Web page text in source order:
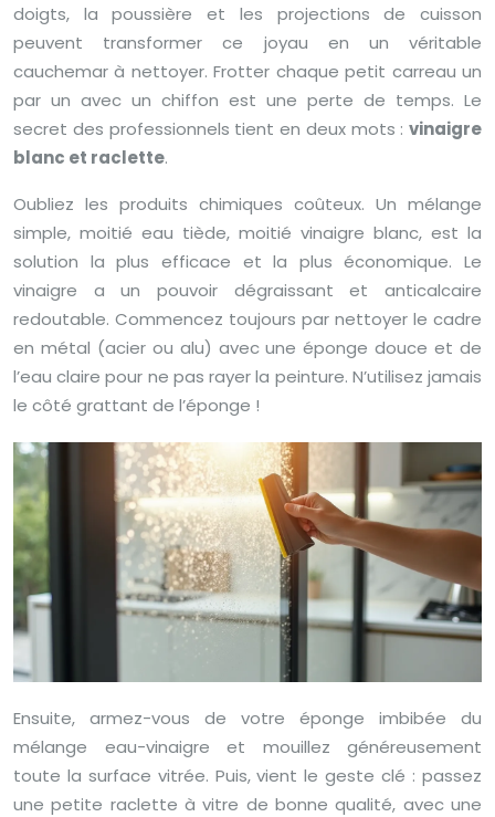
doigts, la poussière et les projections de cuisson
peuvent transformer ce joyau en un véritable
cauchemar à nettoyer. Frotter chaque petit carreau un
par un avec un chiffon est une perte de temps. Le
secret des professionnels tient en deux mots : vinaigre
blanc et raclette.
Oubliez les produits chimiques coûteux. Un mélange
simple, moitié eau tiède, moitié vinaigre blanc, est la
solution la plus efficace et la plus économique. Le
vinaigre a un pouvoir dégraissant et anticalcaire
redoutable. Commencez toujours par nettoyer le cadre
en métal (acier ou alu) avec une éponge douce et de
l’eau claire pour ne pas rayer la peinture. N’utilisez jamais
le côté grattant de l’éponge !
Ensuite, armez-vous de votre éponge imbibée du
mélange eau-vinaigre et mouillez généreusement
toute la surface vitrée. Puis, vient le geste clé : passez
une petite raclette à vitre de bonne qualité, avec une